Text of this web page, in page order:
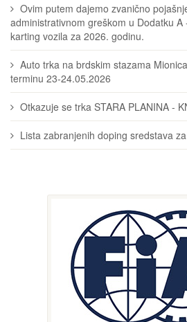
Ovim putem dajemo zvanično
administrativnom greškom u Dodatku A
karting vozila za 2026. godinu.
Auto trka na brdskim stazama
terminu 23-24.05.2026
Otkazuje se trka STARA PLANINA -
Lista zabranjenih doping sredstava